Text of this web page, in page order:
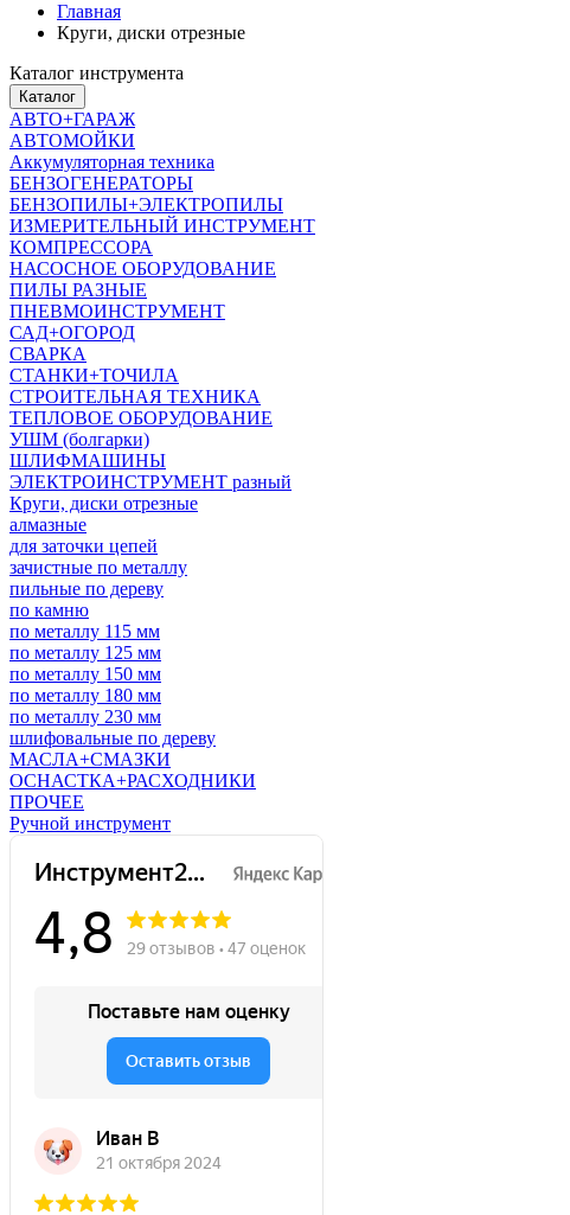
Главная
Круги, диски отрезные
Каталог инструмента
Каталог
АВТО+ГАРАЖ
АВТОМОЙКИ
Аккумуляторная техника
БЕНЗОГЕНЕРАТОРЫ
БЕНЗОПИЛЫ+ЭЛЕКТРОПИЛЫ
ИЗМЕРИТЕЛЬНЫЙ ИНСТРУМЕНТ
КОМПРЕССОРА
НАСОСНОЕ ОБОРУДОВАНИЕ
ПИЛЫ РАЗНЫЕ
ПНЕВМОИНСТРУМЕНТ
САД+ОГОРОД
СВАРКА
СТАНКИ+ТОЧИЛА
СТРОИТЕЛЬНАЯ ТЕХНИКА
ТЕПЛОВОЕ ОБОРУДОВАНИЕ
УШМ (болгарки)
ШЛИФМАШИНЫ
ЭЛЕКТРОИНСТРУМЕНТ разный
Круги, диски отрезные
алмазные
для заточки цепей
зачистные по металлу
пильные по дереву
по камню
по металлу 115 мм
по металлу 125 мм
по металлу 150 мм
по металлу 180 мм
по металлу 230 мм
шлифовальные по дереву
МАСЛА+СМАЗКИ
ОСНАСТКА+РАСХОДНИКИ
ПРОЧЕЕ
Ручной инструмент